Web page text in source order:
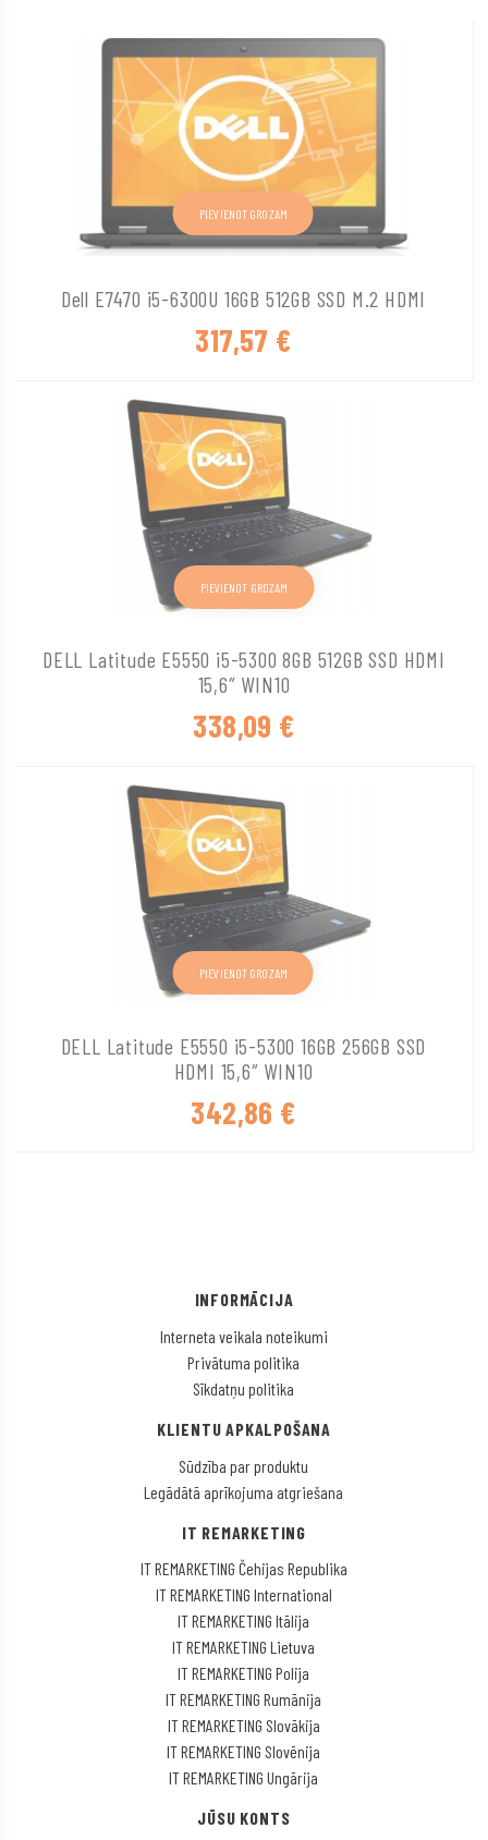
Dell E7470 i5-6300U 16GB 512GB SSD M.2 HDMI
317,57 €
PIEVIENOT GROZAM
DELL Latitude E5550 i5-5300 8GB 512GB SSD HDMI
15,6″ WIN10
338,09 €
PIEVIENOT GROZAM
DELL Latitude E5550 i5-5300 16GB 256GB SSD
HDMI 15,6″ WIN10
342,86 €
PIEVIENOT GROZAM
INFORMĀCIJA
Interneta veikala noteikumi
Privātuma politika
Sīkdatņu politika
KLIENTU APKALPOŠANA
Sūdzība par produktu
Legādātā aprīkojuma atgriešana
IT REMARKETING
IT REMARKETING Čehijas Republika
IT REMARKETING International
IT REMARKETING Itālija
IT REMARKETING Lietuva
IT REMARKETING Polija
IT REMARKETING Rumānija
IT REMARKETING Slovākija
IT REMARKETING Slovēnija
IT REMARKETING Ungārija
JŪSU KONTS